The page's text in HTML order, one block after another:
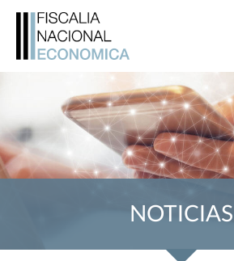
NOTICIAS